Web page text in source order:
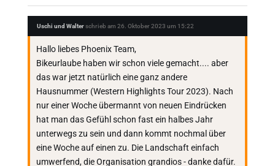
Uschi und Walterschrieb am 26. Oktober 2023 um 15:22
Hallo liebes Phoenix Team,
Bikeurlaube haben wir schon viele gemacht.... aber
das war jetzt natürlich eine ganz andere
Hausnummer (Western Highlights Tour 2023). Nach
nur einer Woche übermannt von neuen Eindrücken
hat man das Gefühl schon fast ein halbes Jahr
unterwegs zu sein und dann kommt nochmal über
eine Woche auf einen zu. Die Landschaft einfach
umwerfend, die Organisation grandios - danke dafür.